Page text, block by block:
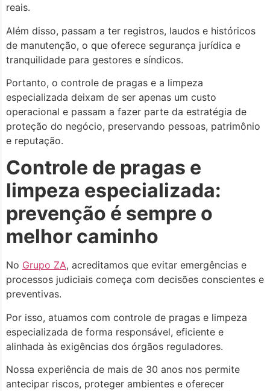
reais.
Além disso, passam a ter registros, laudos e históricos
de manutenção, o que oferece segurança jurídica e
tranquilidade para gestores e síndicos.
Portanto, o controle de pragas e a limpeza
especializada deixam de ser apenas um custo
operacional e passam a fazer parte da estratégia de
proteção do negócio, preservando pessoas, patrimônio
e reputação.
Controle de pragas e
limpeza especializada:
prevenção é sempre o
melhor caminho
No Grupo ZA, acreditamos que evitar emergências e
processos judiciais começa com decisões conscientes e
preventivas.
Por isso, atuamos com controle de pragas e limpeza
especializada de forma responsável, eficiente e
alinhada às exigências dos órgãos reguladores.
Nossa experiência de mais de 30 anos nos permite
antecipar riscos, proteger ambientes e oferecer